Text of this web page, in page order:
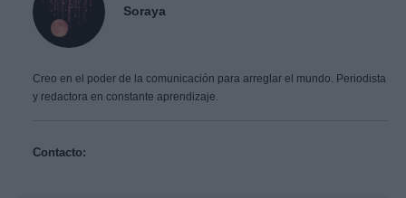
Soraya
Creo en el poder de la comunicación para arreglar el mundo. Periodista
y redactora en constante aprendizaje.
Contacto: